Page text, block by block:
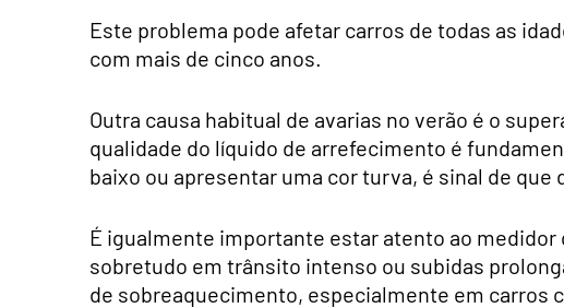
Este problema pode afetar carros de todas as
com mais de cinco anos.
Outra causa habitual de avarias no verão é o
qualidade do líquido de arrefecimento é
baixo ou apresentar uma cor turva, é sinal de que
É igualmente importante estar atento ao
sobretudo em trânsito intenso ou subidas
de sobreaquecimento, especialmente em carros